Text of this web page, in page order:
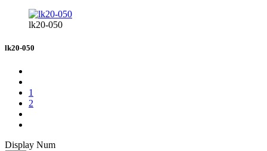
lk20-050
lk20-050
1
2
Display Num